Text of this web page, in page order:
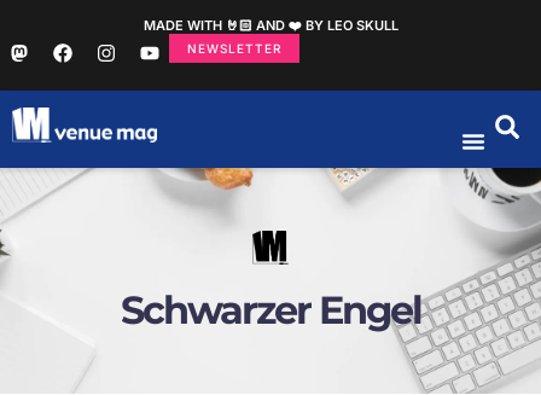
MADE WITH 🤘🏻 AND ❤️ BY LEO SKULL
NEWSLETTER
Schwarzer Engel